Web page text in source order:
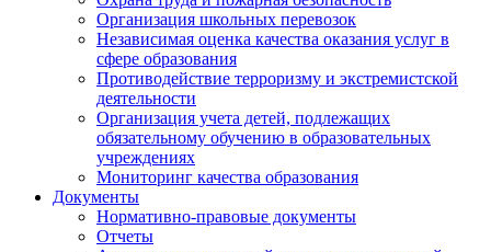
Организация школьных перевозок
Независимая оценка качества оказания услуг в
сфере образования
Противодействие терроризму и экстремистской
деятельности
Организация учета детей, подлежащих
обязательному обучению в образовательных
учреждениях
Мониторинг качества образования
Документы
Нормативно-правовые документы
Отчеты